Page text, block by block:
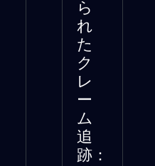
ら
れ
た
ク
レ
ー
ム
追
跡：